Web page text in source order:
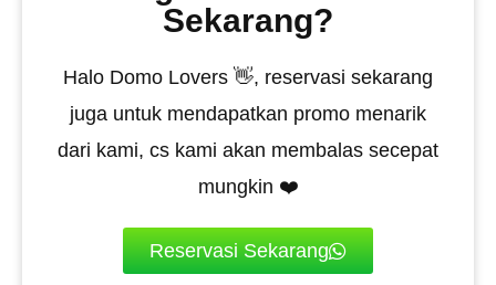
Sekarang?
Halo Domo Lovers 👋, reservasi sekarang
juga untuk mendapatkan promo menarik
dari kami, cs kami akan membalas secepat
mungkin ❤️
Reservasi Sekarang